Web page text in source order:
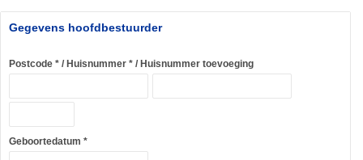
Gegevens hoofdbestuurder
Postcode Huisnummer Huisnummer toevoeging
Geboortedatum